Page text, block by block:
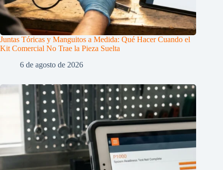
Juntas Tóricas y Manguitos a Medida: Qué Hacer Cuando el
Kit Comercial No Trae la Pieza Suelta
6 de agosto de 2026